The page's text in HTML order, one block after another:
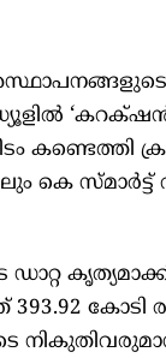
കണ്ടെത്തി
കെ
ഡാറ്റ
കോടി